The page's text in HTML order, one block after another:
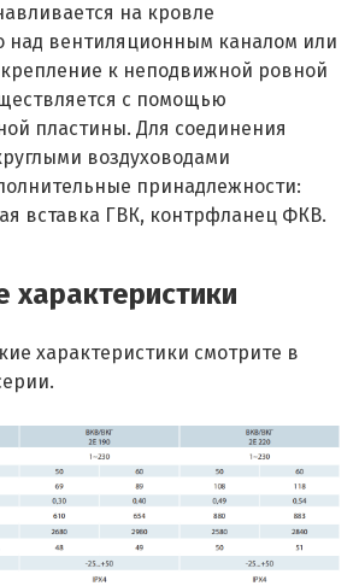
на кровле
над вентиляционным каналом или
к неподвижной ровной
с помощью
пластины. Для соединения
воздуховодами
принадлежности:
вставка ГВК, контрфланец ФКВ.
характеристики
характеристики смотрите в